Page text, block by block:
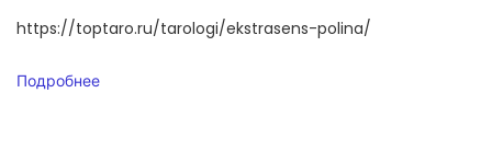
https://toptaro.ru/tarologi/ekstrasens-polina/
Подробнее